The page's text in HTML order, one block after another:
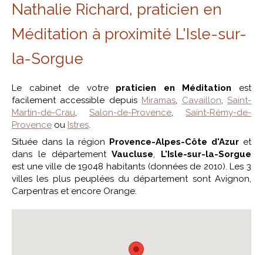
Nathalie Richard, praticien en
Méditation à proximité L'Isle-sur-
la-Sorgue
Le cabinet de votre praticien en Méditation est
facilement accessible depuis Miramas, Cavaillon,Saint-
Martin-de-Crau, Salon-de-Provence, Saint-Rémy-de-
Provence ou Istres.
Située dans la région Provence-Alpes-Côte d'Azur et
dans le départementVaucluse, L'Isle-sur-la-Sorgue
est une ville de 19048 habitants (données de 2010). Les 3
villes les plus peuplées du département sont Avignon,
Carpentras et encore Orange.